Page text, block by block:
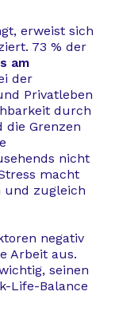
erweist sich
73 % der
am
der
Privatleben
durch
die Grenzen
nicht
macht
und zugleich
negativ
Arbeit aus.
seinen
Life-Balance